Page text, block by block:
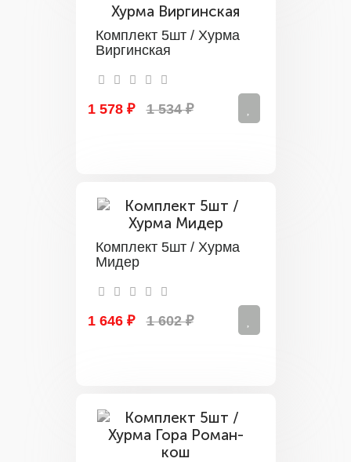
Комплект 5шт / Хурма
Виргинская
1 578 ₽ 1 534 ₽
Комплект 5шт / Хурма
Мидер
1 646 ₽ 1 602 ₽